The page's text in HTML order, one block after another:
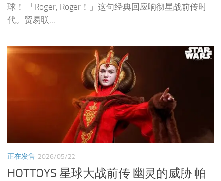
球！ 「Roger, Roger！」这句经典回应响彻星战前传时
代。贸易联...
正在发售 2026/05/22
HOTTOYS 星球大战前传 幽灵的威胁 帕